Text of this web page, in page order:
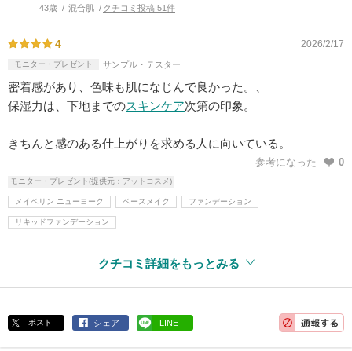
43歳 混合肌 クチコミ投稿 51件
4 2026/2/17
モニター・プレゼント サンプル・テスター
密着感があり、色味も肌になじんで良かった。、
保湿力は、下地までのスキンケア次第の印象。
きちんと感のある仕上がりを求める人に向いている。
参考になった 0
モニター・プレゼント(提供元：アットコスメ)
メイベリン ニューヨーク ベースメイク ファンデーション
リキッドファンデーション
クチコミ詳細をもっとみる
ポスト シェア LINE